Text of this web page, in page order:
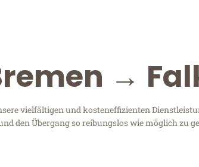
→
vielfältigen und kosteneffizienten
den Übergang so reibungslos wie möglich zu